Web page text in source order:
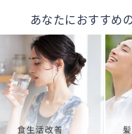
あなたにおすすめ